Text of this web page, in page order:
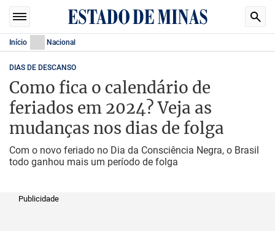
Início Nacional
DIAS DE DESCANSO
Como fica o calendário de
feriados em 2024? Veja as
mudanças nos dias de folga
Com o novo feriado no Dia da Consciência Negra, o Brasil
todo ganhou mais um período de folga
Publicidade